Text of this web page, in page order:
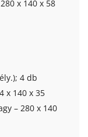
x 140 x 58
4 db
x 140 x 35
– 280 x 140